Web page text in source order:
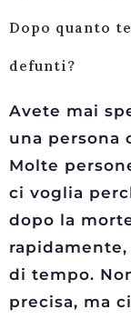
Dopo quanto
defunti?
Avete mai
una persona
Molte
ci voglia
dopo la
di tempo.
precisa, ma